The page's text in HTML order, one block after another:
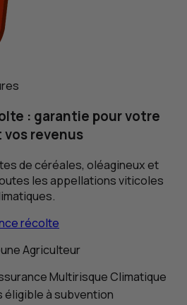
: garantie pour votre
revenus
de céréales, oléagineux et
les appellations viticoles
récolte
Agriculteur
Multirisque Climatique
éligible à subvention